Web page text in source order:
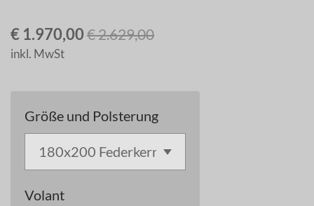
€ 1.970,00 € 2.629,00
inkl. MwSt
Größe und Polsterung
Volant